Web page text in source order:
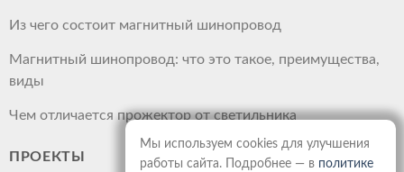
Из чего состоит магнитный шинопровод
Магнитный шинопровод: что это такое, преимущества,
виды
Чем отличается прожектор от светильника
ПРОЕКТЫ
Мы используем cookies для улучшения
работы сайта. Подробнее — в политике